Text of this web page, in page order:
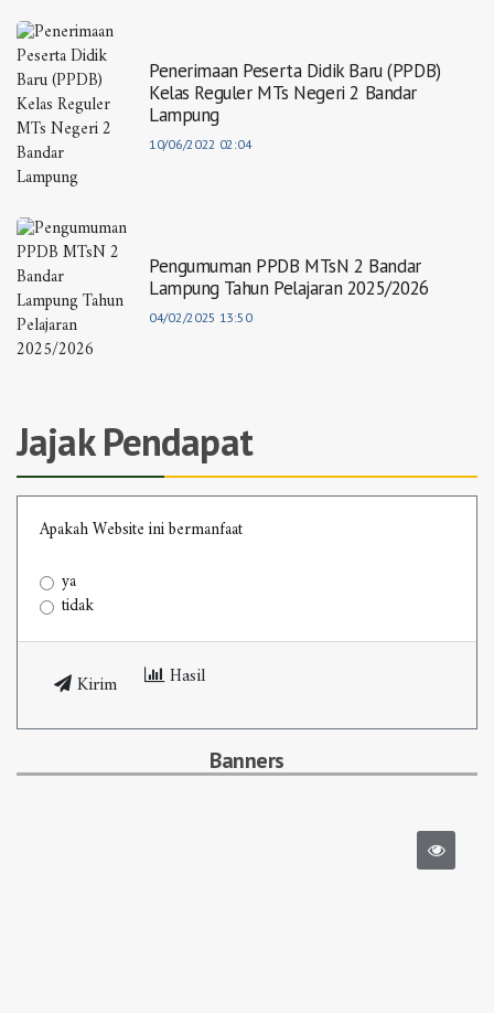
Penerimaan Peserta Didik Baru (PPDB)
Kelas Reguler MTs Negeri 2 Bandar
Lampung
10/06/2022 02:04
Pengumuman PPDB MTsN 2 Bandar
Lampung Tahun Pelajaran 2025/2026
04/02/2025 13:50
Jajak Pendapat
Apakah Website ini bermanfaat
ya
tidak
Kirim Hasil
Banners